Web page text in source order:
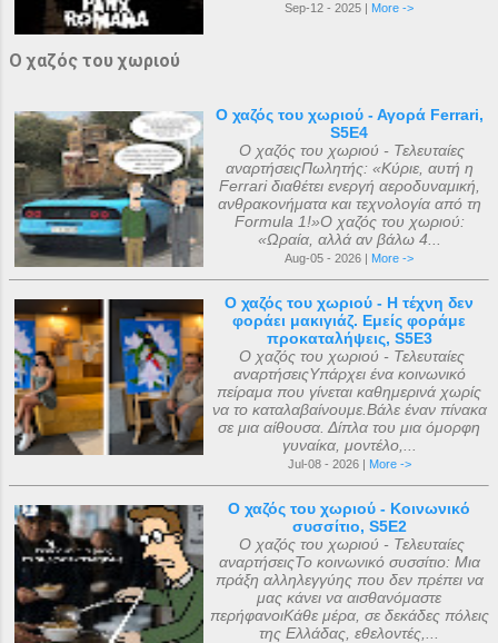
Sep-12 - 2025 | More ->
Ο χαζός του χωριού
Ο χαζός του χωριού - Αγορά Ferrari,
S5E4
Ο χαζός του χωριού - Τελευταίες
αναρτήσειςΠωλητής: «Κύριε, αυτή η
Ferrari διαθέτει ενεργή αεροδυναμική,
ανθρακονήματα και τεχνολογία από τη
Formula 1!»Ο χαζός του χωριού:
«Ωραία, αλλά αν βάλω 4...
Aug-05 - 2026 | More ->
Ο χαζός του χωριού - Η τέχνη δεν
φοράει μακιγιάζ. Εμείς φοράμε
προκαταλήψεις, S5E3
Ο χαζός του χωριού - Τελευταίες
αναρτήσειςΥπάρχει ένα κοινωνικό
πείραμα που γίνεται καθημερινά χωρίς
να το καταλαβαίνουμε.Βάλε έναν πίνακα
σε μια αίθουσα. Δίπλα του μια όμορφη
γυναίκα, μοντέλο,...
Jul-08 - 2026 | More ->
Ο χαζός του χωριού - Κοινωνικό
συσσίτιο, S5E2
Ο χαζός του χωριού - Τελευταίες
αναρτήσειςΤο κοινωνικό συσσίτιο: Μια
πράξη αλληλεγγύης που δεν πρέπει να
μας κάνει να αισθανόμαστε
περήφανοιΚάθε μέρα, σε δεκάδες πόλεις
της Ελλάδας, εθελοντές,...